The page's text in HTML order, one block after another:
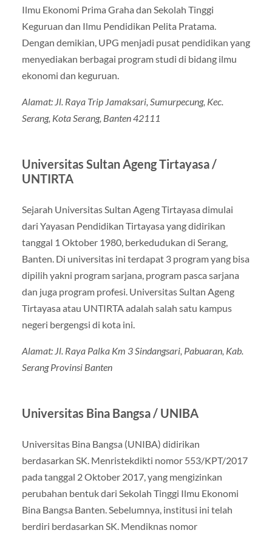
Ilmu Ekonomi Prima Graha dan Sekolah Tinggi
Keguruan dan Ilmu Pendidikan Pelita Pratama.
Dengan demikian, UPG menjadi pusat pendidikan yang
menyediakan berbagai program studi di bidang ilmu
ekonomi dan keguruan.
Alamat: Jl. Raya Trip Jamaksari, Sumurpecung, Kec.
Serang, Kota Serang, Banten 42111
Universitas Sultan Ageng Tirtayasa /
UNTIRTA
Sejarah Universitas Sultan Ageng Tirtayasa dimulai
dari Yayasan Pendidikan Tirtayasa yang didirikan
tanggal 1 Oktober 1980, berkedudukan di Serang,
Banten. Di universitas ini terdapat 3 program yang bisa
dipilih yakni program sarjana, program pasca sarjana
dan juga program profesi. Universitas Sultan Ageng
Tirtayasa atau UNTIRTA adalah salah satu kampus
negeri bergengsi di kota ini.
Alamat: Jl. Raya Palka Km 3 Sindangsari, Pabuaran, Kab.
Serang Provinsi Banten
Universitas Bina Bangsa / UNIBA
Universitas Bina Bangsa (UNIBA) didirikan
berdasarkan SK. Menristekdikti nomor 553/KPT/2017
pada tanggal 2 Oktober 2017, yang mengizinkan
perubahan bentuk dari Sekolah Tinggi Ilmu Ekonomi
Bina Bangsa Banten. Sebelumnya, institusi ini telah
berdiri berdasarkan SK. Mendiknas nomor